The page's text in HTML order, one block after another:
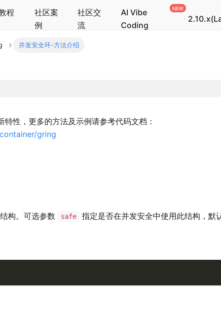
程
社区案
例
社区交
流
AI Vibe
Coding
并发安全环-方法介绍
性，更多的方法及示例请参考代码文档：
gring
构。可选参数 safe
指定是否在并发安全中使用此结构，默